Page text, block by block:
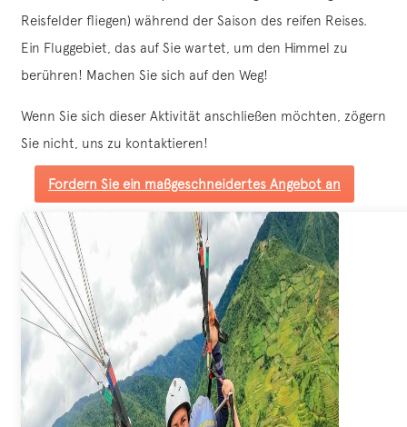
Reisfelder fliegen) während der Saison des reifen Reises.
Ein Fluggebiet, das auf Sie wartet, um den Himmel zu
berühren! Machen Sie sich auf den Weg!
Wenn Sie sich dieser Aktivität anschließen möchten, zögern
Sie nicht, uns zu kontaktieren!
Fordern Sie ein maßgeschneidertes Angebot an